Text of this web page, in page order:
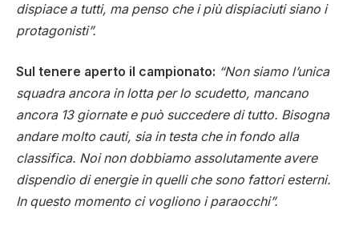
dispiace a tutti, ma penso che i più dispiaciuti siano i
protagonisti”.
Sul tenere aperto il campionato: “Non siamo l’unica
squadra ancora in lotta per lo scudetto, mancano
ancora 13 giornate e può succedere di tutto. Bisogna
andare molto cauti, sia in testa che in fondo alla
classifica. Noi non dobbiamo assolutamente avere
dispendio di energie in quelli che sono fattori esterni.
In questo momento ci vogliono i paraocchi”.